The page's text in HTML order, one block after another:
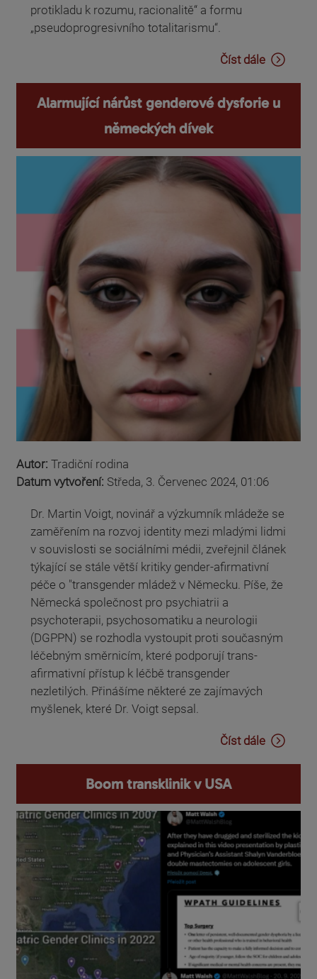
protikladu k rozumu, racionalitě“ a formu
„pseudoprogresivního totalitarismu“.
Číst dále
Alarmující nárůst genderové dysforie u
německých dívek
Autor: Tradiční rodina
Datum vytvoření: Středa, 3. Červenec 2024, 01:06
Dr. Martin Voigt, novinář a výzkumník mládeže se
zaměřením na rozvoj identity mezi mladými lidmi
v souvislosti se sociálními médii, zveřejnil článek
týkající se stále větší kritiky gender-afirmativní
péče o "transgender mládež v Německu. Píše, že
Německá společnost pro psychiatrii a
psychoterapii, psychosomatiku a neurologii
(DGPPN) se rozhodla vystoupit proti současným
léčebným směrnicím, které podporují trans-
afirmativní přístup k léčbě transgender
nezletilých. Přinášíme některé ze zajímavých
myšlenek, které Dr. Voigt sepsal.
Číst dále
Boom transklinik v USA